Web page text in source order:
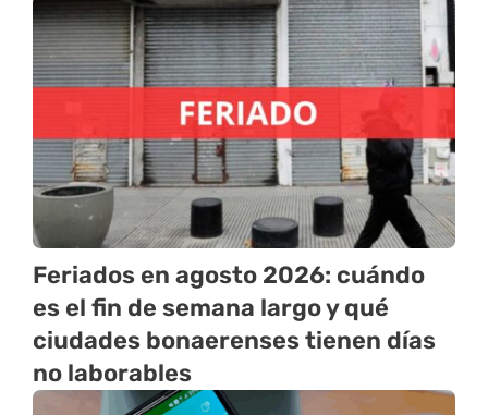
Feriados en agosto 2026: cuándo
es el fin de semana largo y qué
ciudades bonaerenses tienen días
no laborables